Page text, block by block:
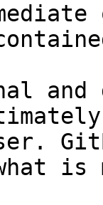
and
what